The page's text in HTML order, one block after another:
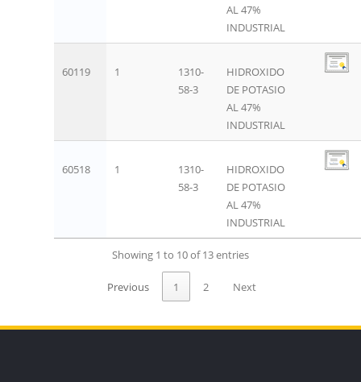
AL 47%
INDUSTRIAL
60119 1
1310-
58-3
HIDROXIDO
DE POTASIO
AL 47%
INDUSTRIAL
60518 1
1310-
58-3
HIDROXIDO
DE POTASIO
AL 47%
INDUSTRIAL
Showing 1 to 10 of 13 entries
Previous 1 2 Next